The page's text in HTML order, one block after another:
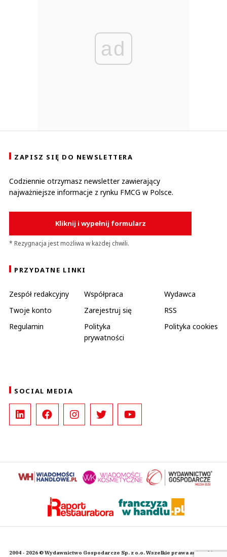
ad
ZAPISZ SIĘ DO NEWSLETTERA
Codziennie otrzymasz newsletter zawierający
najważniejsze informacje z rynku FMCG w Polsce.
Kliknij i wypełnij formularz
* Rezygnacja jest możliwa w każdej chwili.
PRZYDATNE LINKI
Zespół redakcyjny Współpraca
Wydawca
Twoje konto
Zarejestruj się
RSS
Regulamin
Polityka
prywatności
Polityka cookies
SOCIAL MEDIA
2004 - 2026 © Wydawnictwo Gospodarcze Sp. z o.o. Wszelkie prawa autorskie